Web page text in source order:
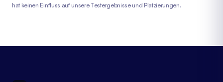
hat keinen Einfluss auf unsere Testergebnisse und Platzierungen.